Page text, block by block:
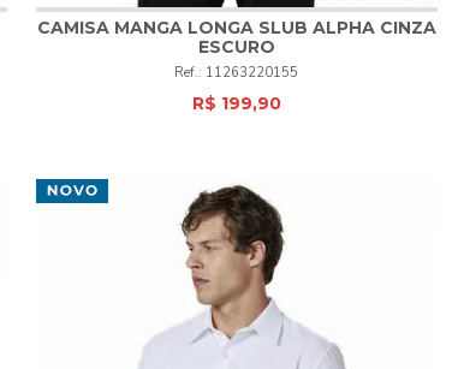
3 4
COMPRAR
CAMISA MANGA LONGA SLUB ALPHA CINZA
ESCURO
11263220155
R$ 199,90